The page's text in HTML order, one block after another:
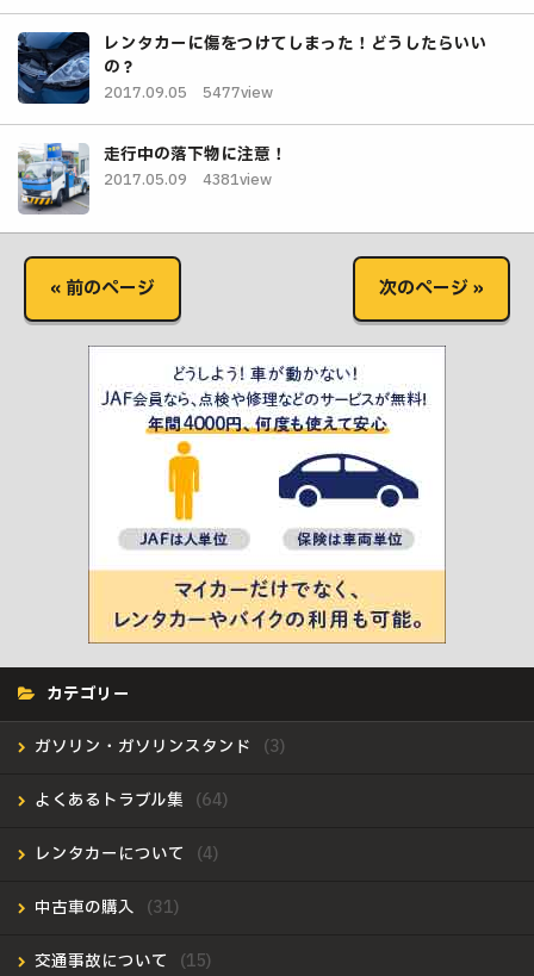
レンタカーに傷をつけてしまった！どうしたらいい
の？
2017.09.05 5477view
走行中の落下物に注意！
2017.05.09 4381view
« 前のページ 次のページ »
カテゴリー
ガソリン・ガソリンスタンド
よくあるトラブル集
レンタカーについて
中古車の購入
交通事故について